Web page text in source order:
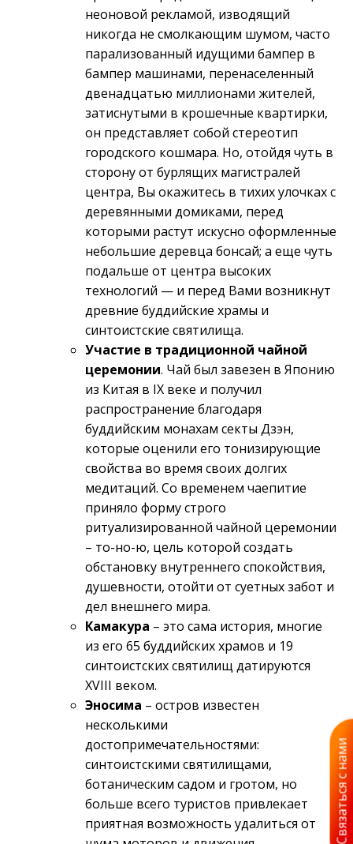
неоновой рекламой, изводящий
никогда не смолкающим шумом, часто
парализованный идущими бампер в
бампер машинами, перенаселенный
двенадцатью миллионами жителей,
затиснутыми в крошечные квартирки,
он представляет собой стереотип
городского кошмара. Но, отойдя чуть в
сторону от бурлящих магистралей
центра, Вы окажитесь в тихих улочках с
деревянными домиками, перед
которыми растут искусно оформленные
небольшие деревца бонсай; а еще чуть
подальше от центра высоких
технологий — и перед Вами возникнут
древние буддийские храмы и
синтоистские святилища.
Участие в традиционной чайной
церемонии. Чай был завезен в Японию
из Китая в IX веке и получил
распространение благодаря
буддийским монахам секты Дзэн,
которые оценили его тонизирующие
свойства во время своих долгих
медитаций. Со временем чаепитие
приняло форму строго
ритуализированной чайной церемонии
– то-но-ю, цель которой создать
обстановку внутреннего спокойствия,
душевности, отойти от суетных забот и
дел внешнего мира.
Камакура – это сама история, многие
из его 65 буддийских храмов и 19
синтоистских святилищ датируются
XVIII веком.
Эносима – остров известен
несколькими
достопримечательностями:
синтоистскими святилищами,
ботаническим садом и гротом, но
больше всего туристов привлекает
приятная возможность удалиться от
Связаться с нами